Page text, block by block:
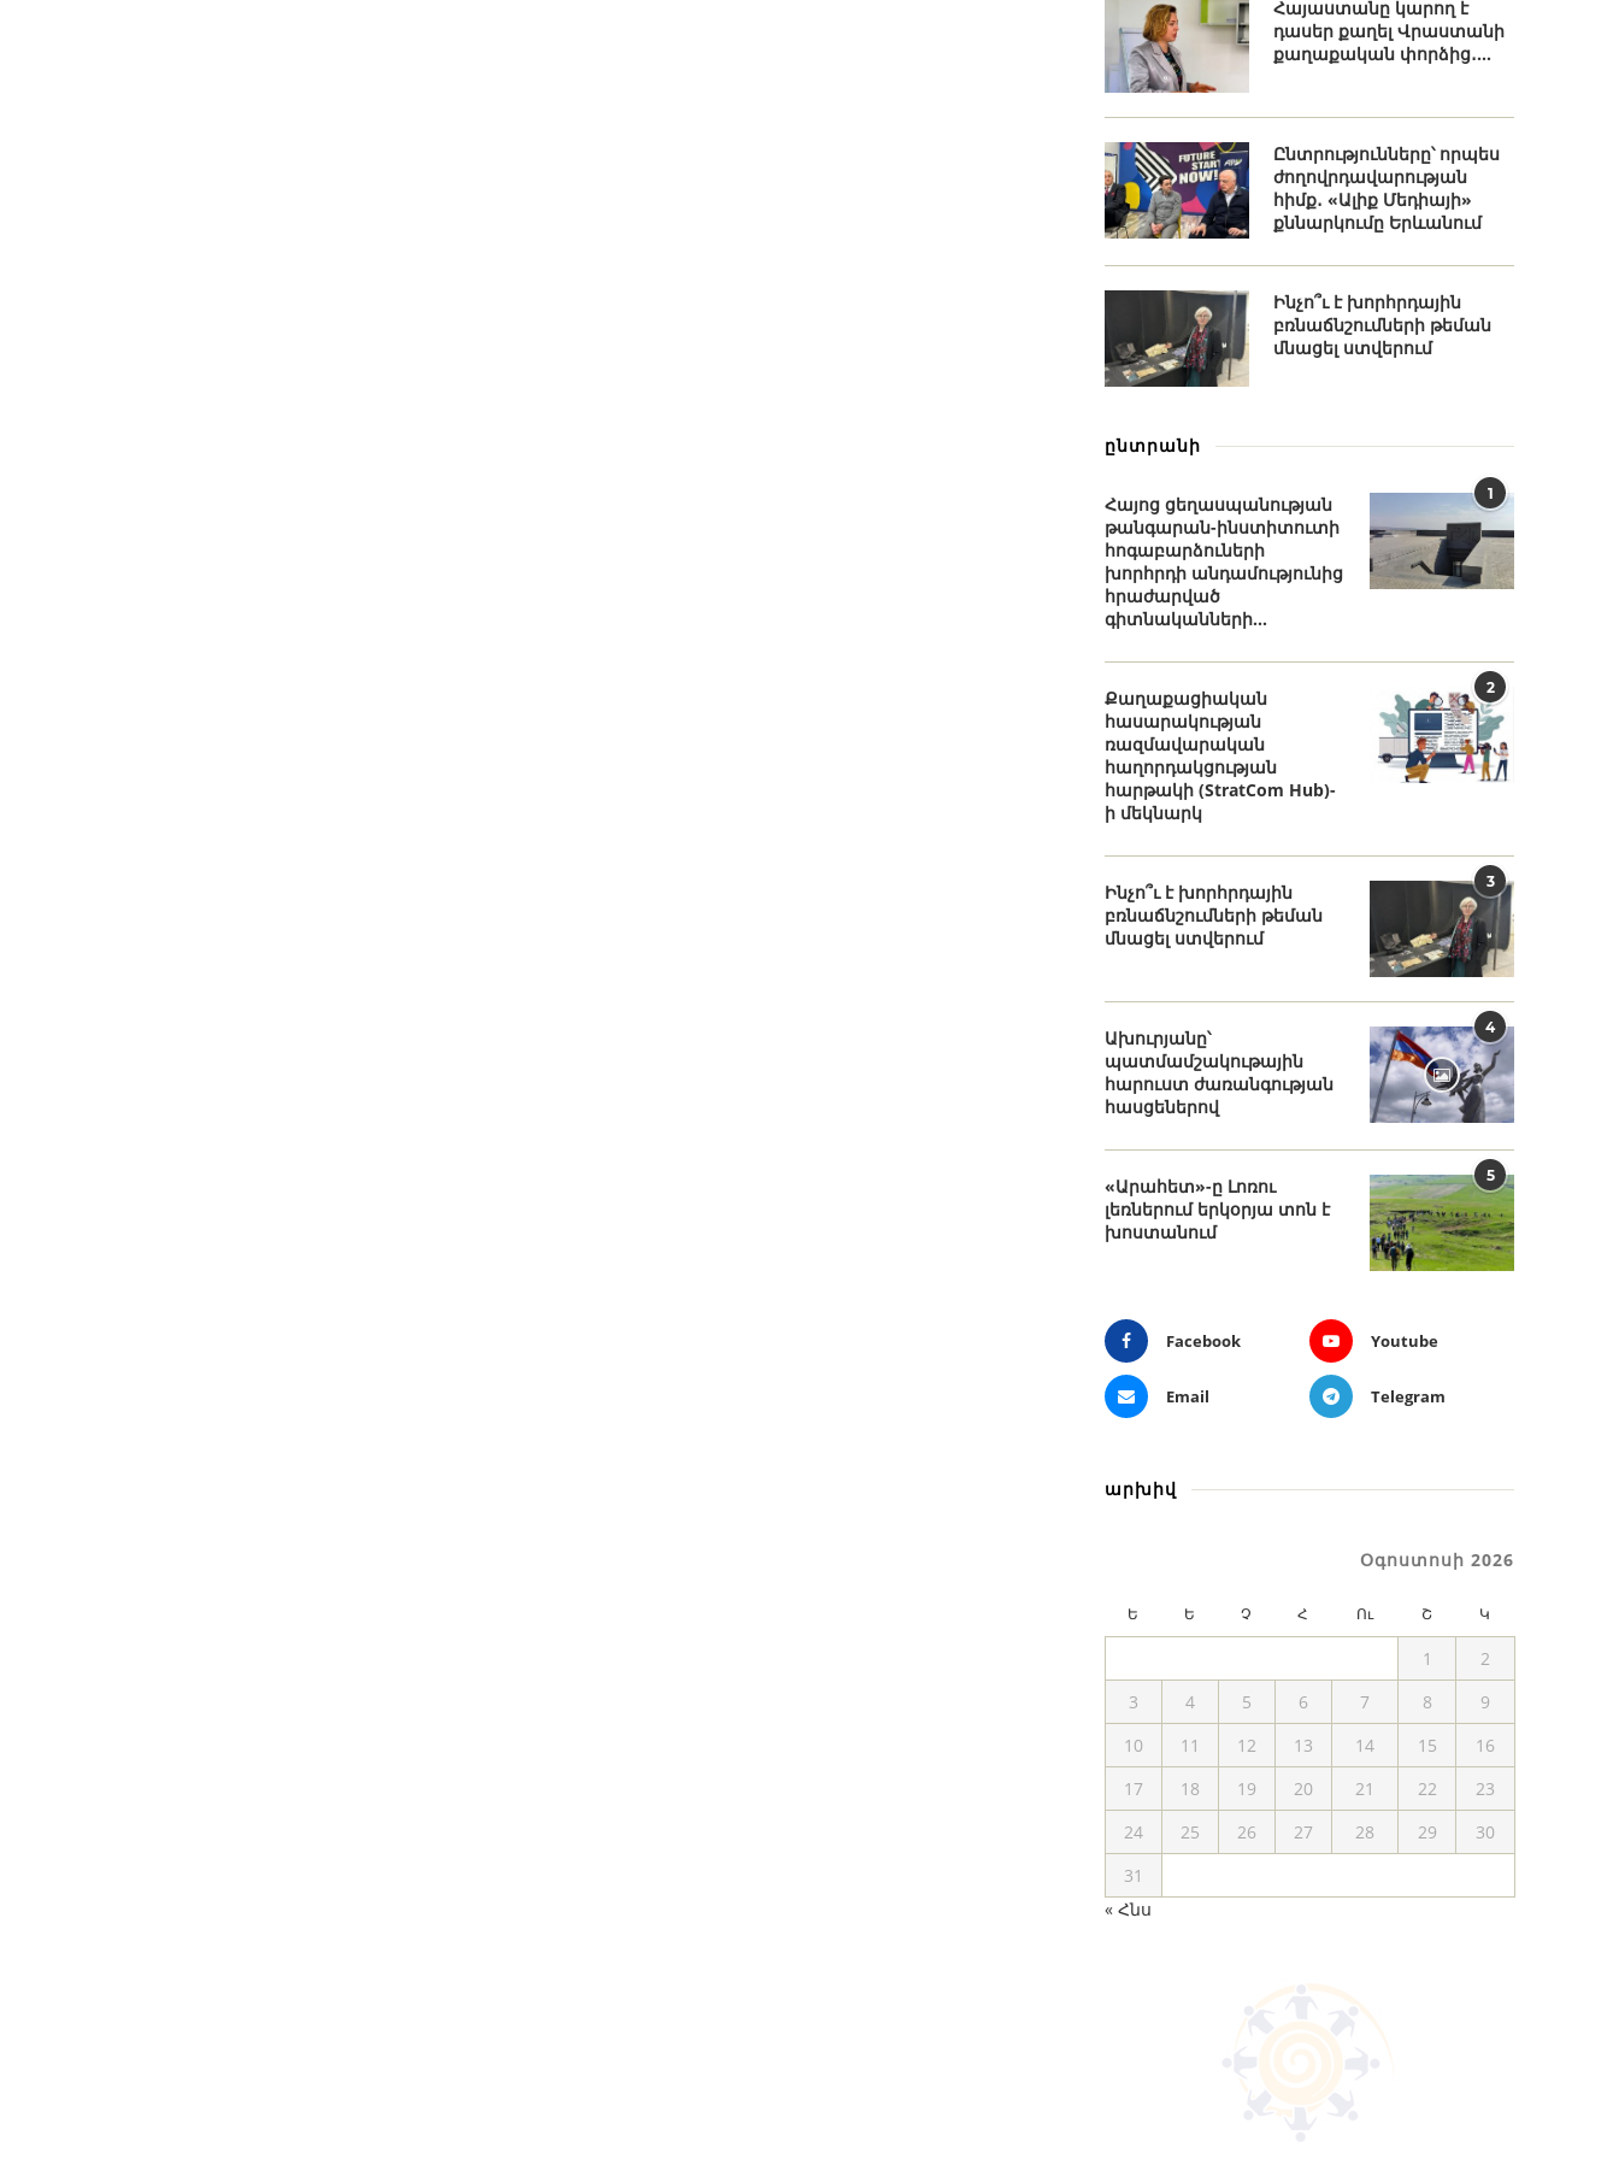
Հայաստանը կարող է
դասեր քաղել Վրաստանի
քաղաքական փորձից․...
Ընտրությունները՝ որպես
ժողովրդավարության
հիմք․ «Ալիք Մեդիայի»
քննարկումը Երևանում
Ինչո՞ւ է խորհրդային
բռնաճնշումների թեման
մնացել ստվերում
ընտրանի
1
Հայոց ցեղասպանության
թանգարան-ինստիտուտի
հոգաբարձուների
խորհրդի անդամությունից
հրաժարված
գիտնականների...
2
Քաղաքացիական
հասարակության
ռազմավարական
հաղորդակցության
հարթակի (StratCom Hub)-
ի մեկնարկ
3
Ինչո՞ւ է խորհրդային
բռնաճնշումների թեման
մնացել ստվերում
4
Ախուրյանը՝
պատմամշակութային
հարուստ ժառանգության
հասցեներով
5
«Արահետ»-ը Լոռու
լեռներում երկօրյա տոն է
խոստանում
Facebook Youtube
Email Telegram
արխիվ
Օգոստոսի 2026
Ե Ե Չ Հ Ու Շ Կ
1
2
3
4 5 6 7 8
9
10
11 12 13 14 15
16
17
18 19 20 21 22
23
24
25 26 27 28 29
30
31
« Հնս